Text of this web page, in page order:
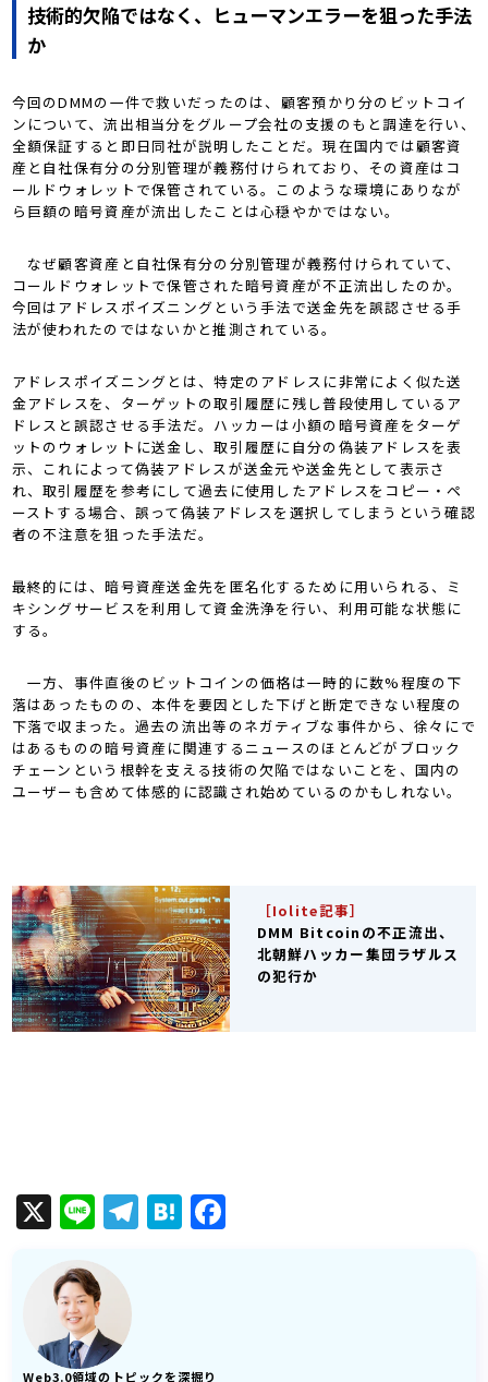
技術的欠陥ではなく、ヒューマンエラーを狙った手法
か
今回のDMMの一件で救いだったのは、顧客預かり分のビットコイ
ンについて、流出相当分をグループ会社の支援のもと調達を行い、
全額保証すると即日同社が説明したことだ。現在国内では顧客資
産と自社保有分の分別管理が義務付けられており、その資産はコ
ールドウォレットで保管されている。このような環境にありなが
ら巨額の暗号資産が流出したことは心穏やかではない。
なぜ顧客資産と自社保有分の分別管理が義務付けられていて、
コールドウォレットで保管された暗号資産が不正流出したのか。
今回はアドレスポイズニングという手法で送金先を誤認させる手
法が使われたのではないかと推測されている。
アドレスポイズニングとは、特定のアドレスに非常によく似た送
金アドレスを、ターゲットの取引履歴に残し普段使用しているア
ドレスと誤認させる手法だ。ハッカーは小額の暗号資産をターゲ
ットのウォレットに送金し、取引履歴に自分の偽装アドレスを表
示、これによって偽装アドレスが送金元や送金先として表示さ
れ、取引履歴を参考にして過去に使用したアドレスをコピー・ペ
ーストする場合、誤って偽装アドレスを選択してしまうという確認
者の不注意を狙った手法だ。
最終的には、暗号資産送金先を匿名化するために用いられる、ミ
キシングサービスを利用して資金洗浄を行い、利用可能な状態に
する。
一方、事件直後のビットコインの価格は一時的に数%程度の下
落はあったものの、本件を要因とした下げと断定できない程度の
下落で収まった。過去の流出等のネガティブな事件から、徐々にで
はあるものの暗号資産に関連するニュースのほとんどがブロック
チェーンという根幹を支える技術の欠陥ではないことを、国内の
ユーザーも含めて体感的に認識され始めているのかもしれない。
［Iolite記事］
DMM Bitcoinの不正流出、
北朝鮮ハッカー集団ラザルス
の犯行か
X LineTelegram
Hatena
Facebook
Web3.0領域のトピックを深掘り